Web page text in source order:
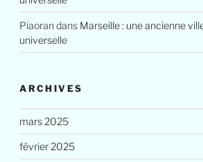
Piaorandans Marseille : une ancienne
universelle
ARCHIVES
mars 2025
février 2025